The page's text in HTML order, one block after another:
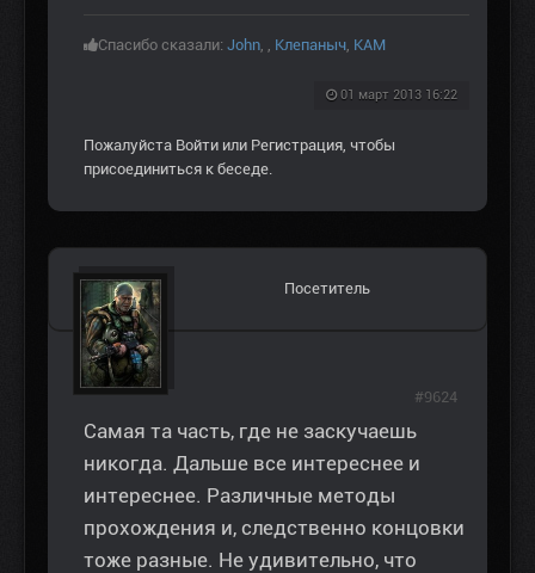
Спасибо сказали: John Клепаныч KAM
01 март 2013 16:22
Пожалуйста Войти или Регистрация , чтобы
присоединиться к беседе.
Посетитель
Самая та часть, где не заскучаешь
никогда. Дальше все интереснее и
интереснее. Различные методы
прохождения и, следственно концовки
тоже разные. Не удивительно, что
#9624